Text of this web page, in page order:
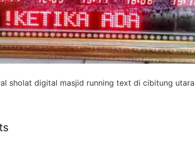
sholat digital masjid running text di cibitung utara